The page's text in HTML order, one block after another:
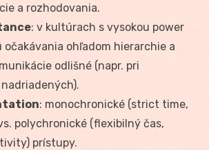
a rozhodovania.
: v kultúrach s vysokou power
očakávania ohľadom hierarchie a
odlišné (napr. pri
: monochronické (strict time,
polychronické (flexibilný čas,
prístupy.